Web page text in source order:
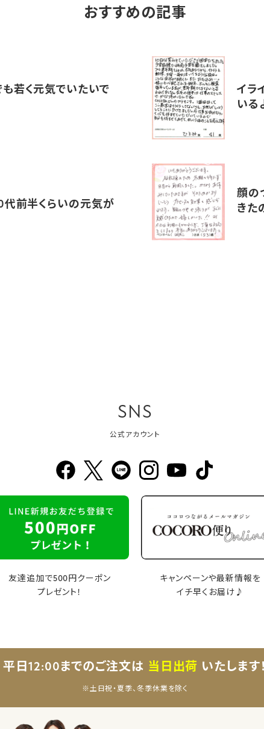
おすすめの記事
も若く元気でいたいで
イラ
いる
代前半くらいの元気が
顔の
きた
SNS
公式アカウント
友達追加で500円クーポン
プレゼント！
キャンペーンや最新情報を
イチ早くお届け♪
平日12:00までのご注文は 当日出荷 いたします！
※土日祝・夏季、冬季休業を除く